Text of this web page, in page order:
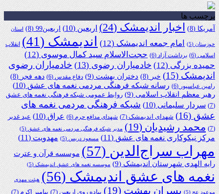
برچسب ها
آمریکا(8) اخبار اندیمشک(24) اربعین(10) اربعین99 (8) استان
خوزستان(5) امام جمعه اندیمشک(12) اندیمشک(41)
انقلاب
اسلامی(6) برداشت آزاد(6) حجت‌الاسلام سید کمال موسوی(12)
حمیده بزرگی(12) خادمیاران رضوی(13)
خادمیاران رضوی
اندیمشک(15) خبر(8) دختران بهشت(9) دفاع مقدس(6) دهه فجر(8)
رامین عباسپور(6) رسانه شبکه فرهنگی مردمی نغمه های عشق(10)
رهبر معظم انقلاب اسلامی(9)
روابط عمومی شبکه فرهنگی نغمه های عشق
(7)
سردار سلیمانی(10)
شبکه فرهنگی مردمی نغمه های
عشق(16) شهدای اندیمشک(7) شهدای مدافع حرم(6) عراق(10)
عید غدیر
(7)
محمد رشیدیان(19) مدیر شبکه فرهنگی مردمی نغمه های عشق(5)
مرکز نیکوکاری نغمه های عشق(11) مسعود دریس(5) مهدویت(11)
مهراب سراج‌الدین(57)
موسسه قرآن و عترت
رایه الهدی شهرستان اندیمشک(9) موسسه نغمه های عشق اندیمشک(5)
نغمه های عشق اندیمشک(56) هیئت مهدی
موعود عج(5) پسران بهشت(19) پیاده روی اربعین(7) پیامبر اکرم(7)